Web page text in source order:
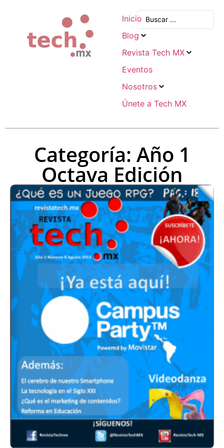
Inicio
Blog
Revista Tech MX
Eventos
Nosotros
Únete a Tech MX
Categoría: Año 1
Octava Edición